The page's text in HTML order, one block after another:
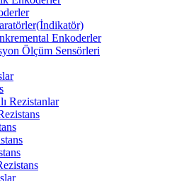
Enkoderler
Ölçüm Sensörleri
Rezistanlar